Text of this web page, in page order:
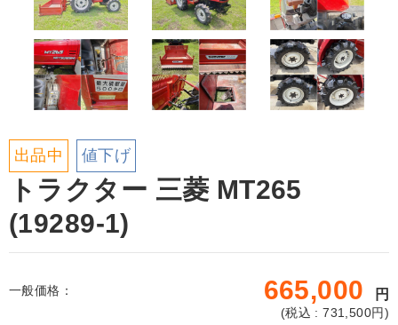
出品中 値下げ
トラクター 三菱 MT265
(19289-1)
一般価格： 665,000 円
(税込 : 731,500円)